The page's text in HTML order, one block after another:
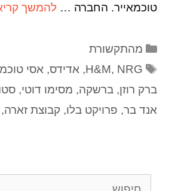
טוכמאייר. החברה … להמשך
מהתקשורת
H&M, NRG
, אדידס, אסי
ברק רוזן, ברשקה, מסימו דוטי,
אנד בר, פרויקט בלו, קבוצת זארה,